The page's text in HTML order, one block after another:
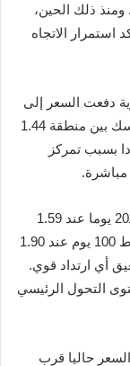
من قمة سبتمبر قرب 2.70 دولار. ومنذ ذلك الحين،
الاتجاه
دفعت السعر إلى
قناة هابطة أكثر حدة. مؤخرا، حاول السعر التماسك بين منطقة 1.44
بسبب تمركز
أهم هذه المتوسطات تشمل المتوسط الأسي لـ20 يوما عند 1.59
دولار، ومتوسط 50 يوما عند 1.76 دولار، ومتوسط 100 يوم عند 1.90
أي ارتداد قوي.
فيمثل مستوى التحول الرئيسي
حاليا قرب